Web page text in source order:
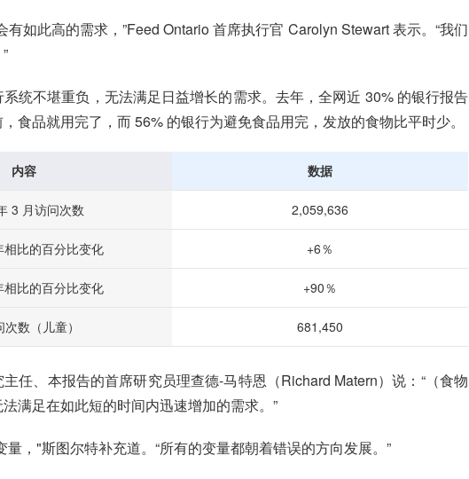
有如此高的需求，”Feed Ontario 首席执行官 Carolyn Stewart 表示。“我们
统不堪重负，无法满足日益增长的需求。去年，全网近 30% 的银行报告
食品就用完了，而 56% 的银行为避免食品用完，发放的食物比平时少。
内容 数据
3 月访问次数 2,059,636
比的百分比变化 +6％
比的百分比变化 +90％
数（儿童） 681,450
任、本报告的首席研究员理查德-马特恩（Richard Matern）说：“（食物
满足在如此短的时间内迅速增加的需求。”
量，"斯图尔特补充道。“所有的变量都朝着错误的方向发展。”